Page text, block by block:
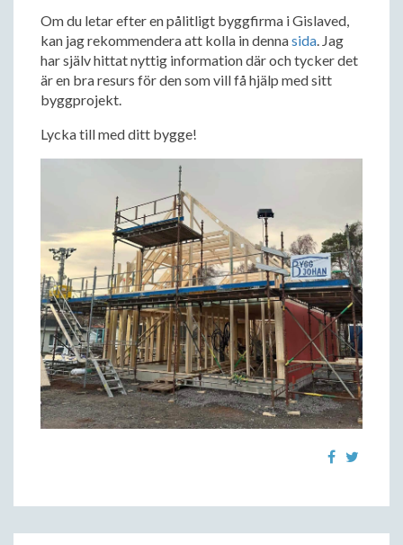
Om du letar efter en pålitligt byggfirma i Gislaved,
kan jag rekommendera att kolla in dennasida. Jag
har själv hittat nyttig information där och tycker det
är en bra resurs för den som vill få hjälp med sitt
byggprojekt.
Lycka till med ditt bygge!